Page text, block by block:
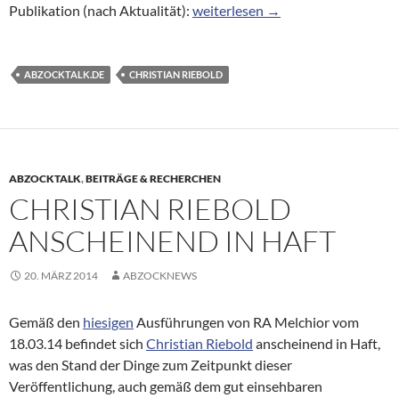
Publikation (nach Aktualität): Abzocktalk zum 21.03.2014
weiterlesen →
ABZOCKTALK.DE CHRISTIAN RIEBOLD
ABZOCKTALK,BEITRÄGE & RECHERCHEN
CHRISTIAN RIEBOLD
ANSCHEINEND IN HAFT
20. MÄRZ 2014 ABZOCKNEWS
Gemäß den hiesigen Ausführungen von RA Melchior vom
18.03.14 befindet sich Christian Riebold anscheinend in Haft,
was den Stand der Dinge zum Zeitpunkt dieser
Veröffentlichung, auch gemäß dem gut einsehbaren